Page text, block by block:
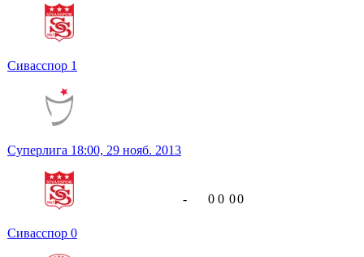
Сивасспор 1
Суперлига 18:00, 29 нояб. 2013
Сивасспор 0
- 0 0 00